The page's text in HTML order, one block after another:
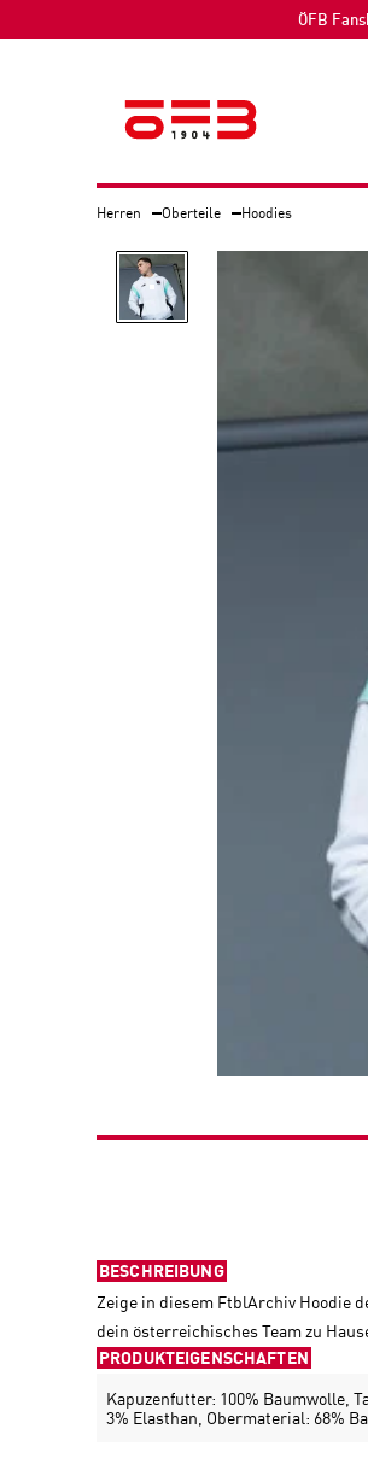
ÖFB
Herren Oberteile Hoodies
BESCHREIBUNG
Zeige in diesem FtblArchiv Hoodie
dein österreichisches Team zu
PRODUKTEIGENSCHAFTEN
Kapuzenfutter: 100% Baumwolle,
3% Elasthan, Obermaterial: 68%